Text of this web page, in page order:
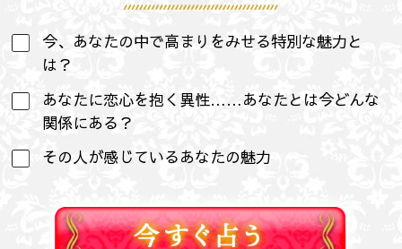
今、あなたの中で高まりをみせる特別な魅力と
は？
あなたに恋心を抱く異性……あなたとは今どんな
関係にある？
その人が感じているあなたの魅力